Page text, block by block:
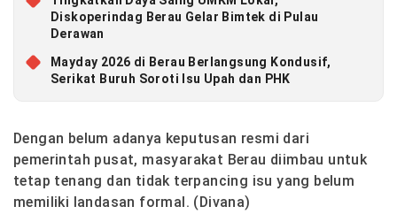
Diskoperindag Berau Gelar Bimtek di Pulau
Derawan
Mayday 2026 di Berau Berlangsung Kondusif,
Serikat Buruh Soroti Isu Upah dan PHK
Dengan belum adanya keputusan resmi dari
pemerintah pusat, masyarakat Berau diimbau untuk
tetap tenang dan tidak terpancing isu yang belum
memiliki landasan formal. (Divana)